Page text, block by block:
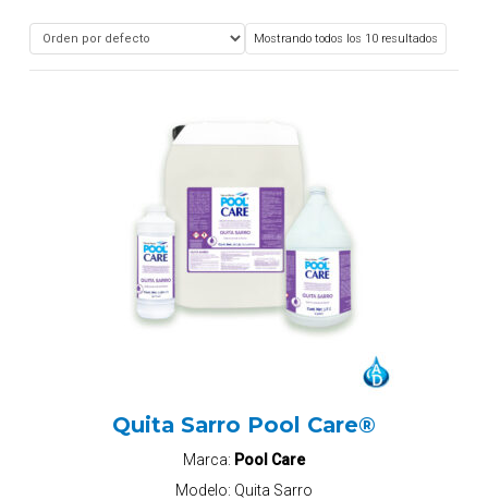
Mostrando todos los 10 resultados
Quita Sarro Pool Care®
Marca: Pool Care
Modelo: Quita Sarro